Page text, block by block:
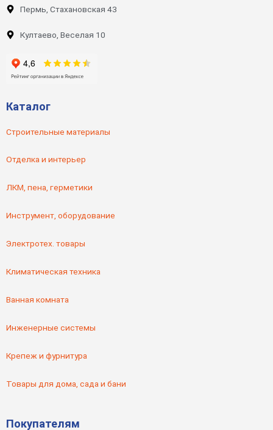
Пермь, Стахановская 43
Култаево, Веселая 10
Каталог
Строительные материалы
Отделка и интерьер
ЛКМ, пена, герметики
Инструмент, оборудование
Электротех. товары
Климатическая техника
Ванная комната
Инженерные системы
Крепеж и фурнитура
Товары для дома, сада и бани
Покупателям